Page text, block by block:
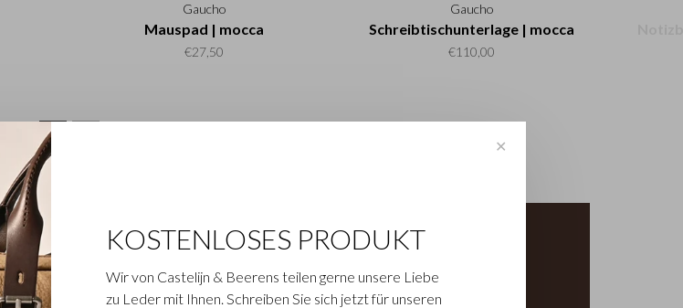
Gaucho
Mauspad | mocca
€27,50
Gaucho
Schreibtischunterlage | mocca
€110,00
✕
KOSTENLOSES PRODUKT
Wir von Castelijn & Beerens teilen gerne unsere Liebe
zu Leder mit Ihnen. Schreiben Sie sich jetzt für unseren